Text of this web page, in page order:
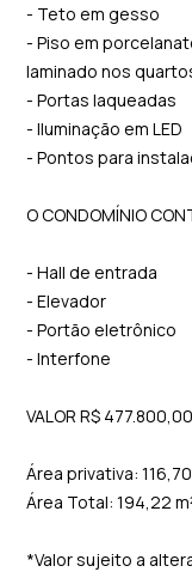
- Teto em gesso
- Piso em
laminado nos
- Portas laqueadas
- Iluminação em LED
- Pontos para
O CONDOMÍNIO
- Hall de entrada
- Elevador
- Portão eletrônico
- Interfone
VALOR R$ 477.800,00
Área privativa:
Área Total: 194,22
*Valor sujeito a